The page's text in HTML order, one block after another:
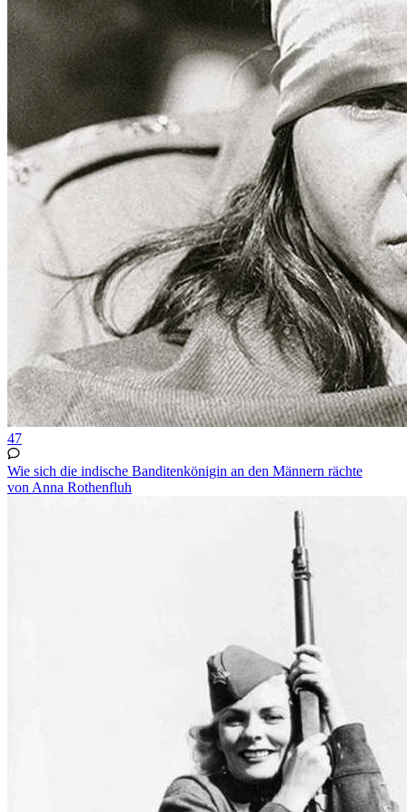
47
Wie sich die indische Banditenkönigin an den Männern rächte
von Anna Rothenfluh